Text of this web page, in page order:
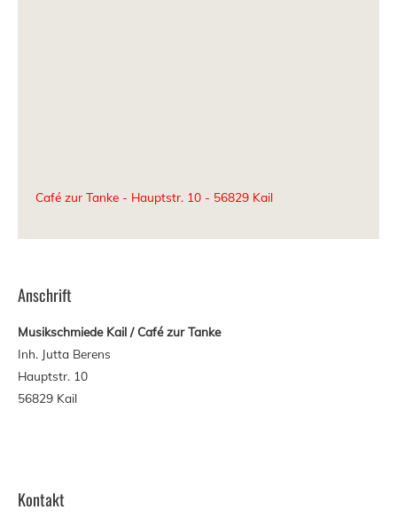
Café zur Tanke - Hauptstr. 10 - 56829 Kail
Anschrift
Musikschmiede Kail / Café zur Tanke
Inh. Jutta Berens
Hauptstr. 10
56829 Kail
Kontakt